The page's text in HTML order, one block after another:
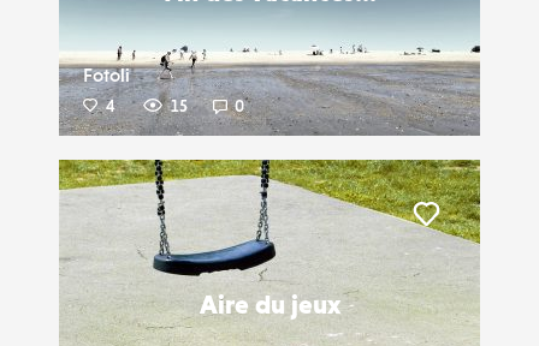
Fotoli
4 15 0
Aire du jeux
Liker